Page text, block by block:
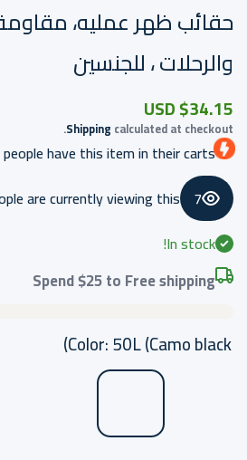
حقائب ظهر عمليه،
والرحلات ، للجنسين
$34.15 USD
Shipping calculated at checkout.
people have this item in their carts
7
are currently viewing this
In stock!
Spend$25to Free shipping
Color:50L (Camo black)